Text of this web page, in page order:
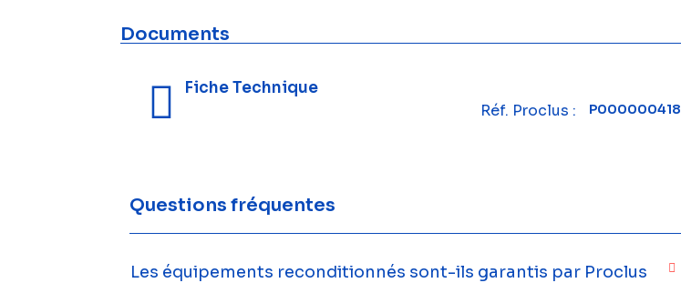
Documents
Fiche Technique
Réf. Proclus :
P000000418
Questions fréquentes
Les équipements reconditionnés sont-ils garantis par Proclus